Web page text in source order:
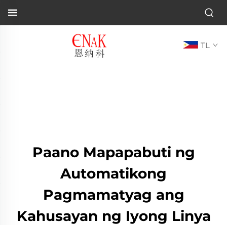
TL
Paano Mapapabuti ng
Automatikong
Pagmamatyag ang
Kahusayan ng Iyong Linya